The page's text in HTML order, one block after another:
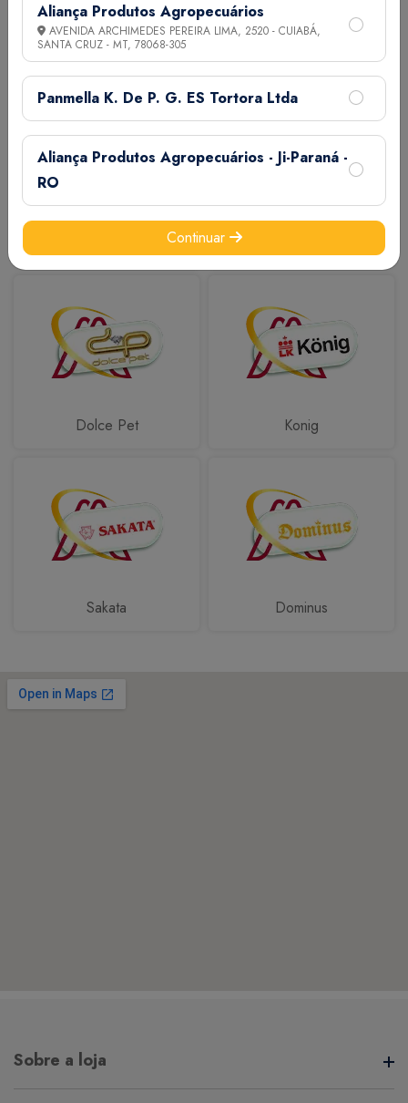
Calbos M7
Dolce Pet Konig
Sakata Dominus
Sobre a loja
Aliança Produtos Agropecuários
AVENIDA ARCHIMEDES PEREIRA LIMA, 2520 - CUIABÁ,
SANTA CRUZ - MT, 78068-305
Panmella K. De P. G. ES Tortora Ltda
Aliança Produtos Agropecuários - Ji-Paraná -
RO
Continuar